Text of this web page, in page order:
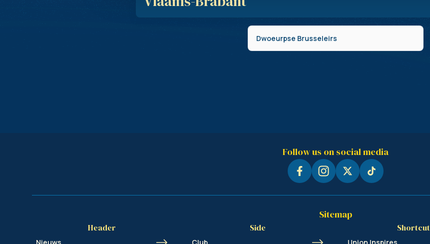
Dwoeurpse Brusseleirs
Follow us on social media
Sitemap
Header
Nieuws
Side
Club
Shortcut
Union Inspires